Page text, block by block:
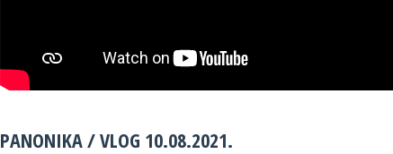
PANONIKA / VLOG 10.08.2021.